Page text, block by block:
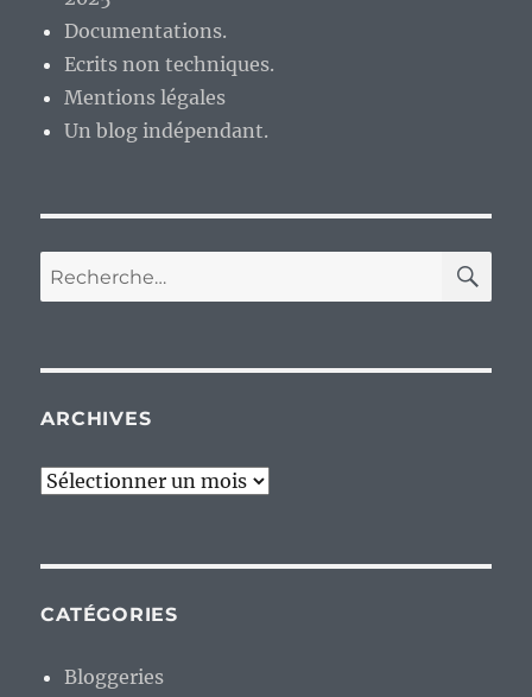
Documentations.
Ecrits non techniques.
Mentions légales
Un blog indépendant.
Recherche
pour :
ARCHIVES
Archives
CATÉGORIES
Bloggeries